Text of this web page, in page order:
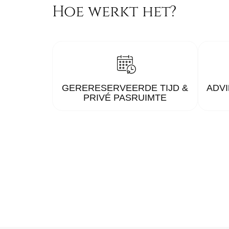
Hoe werkt het?
GERERESERVEERDE TIJD &
PRIVÉ PASRUIMTE